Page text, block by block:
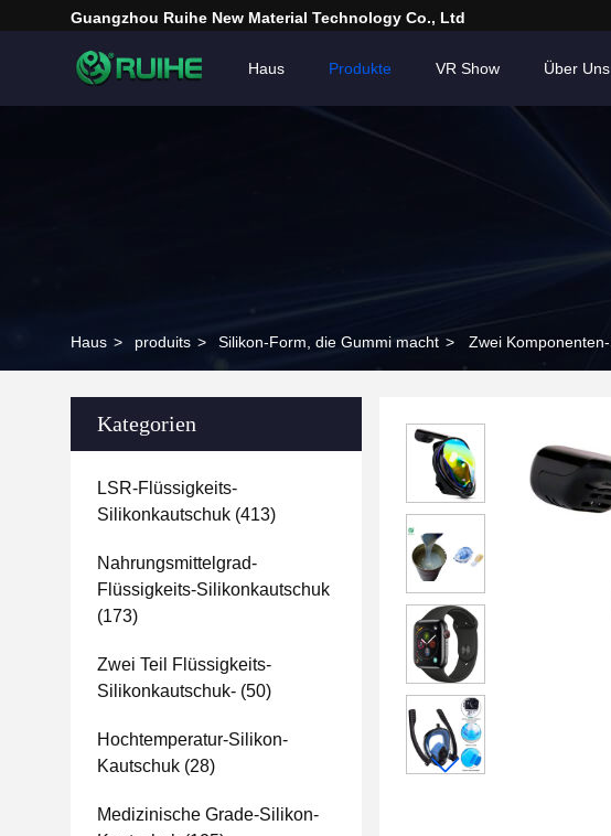
Guangzhou Ruihe New Material Technology Co., Ltd
Haus Produkte VR Show Über Uns
Haus > produits > Silikon-Form, die Gummi macht > Zwei
Kategorien
LSR-Flüssigkeits-
Silikonkautschuk (413)
Nahrungsmittelgrad-
Flüssigkeits-Silikonkautschuk
(173)
Zwei Teil Flüssigkeits-
Silikonkautschuk- (50)
Hochtemperatur-Silikon-
Kautschuk (28)
Medizinische Grade-Silikon-